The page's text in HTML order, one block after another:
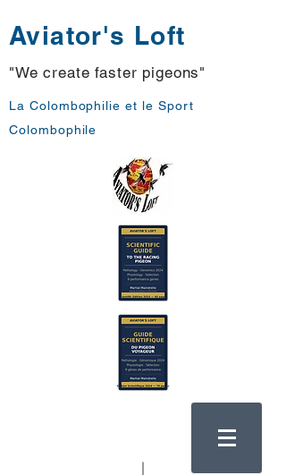
Aviator's Loft
"We create faster pigeons"
La Colombophilie et le Sport
Colombophile